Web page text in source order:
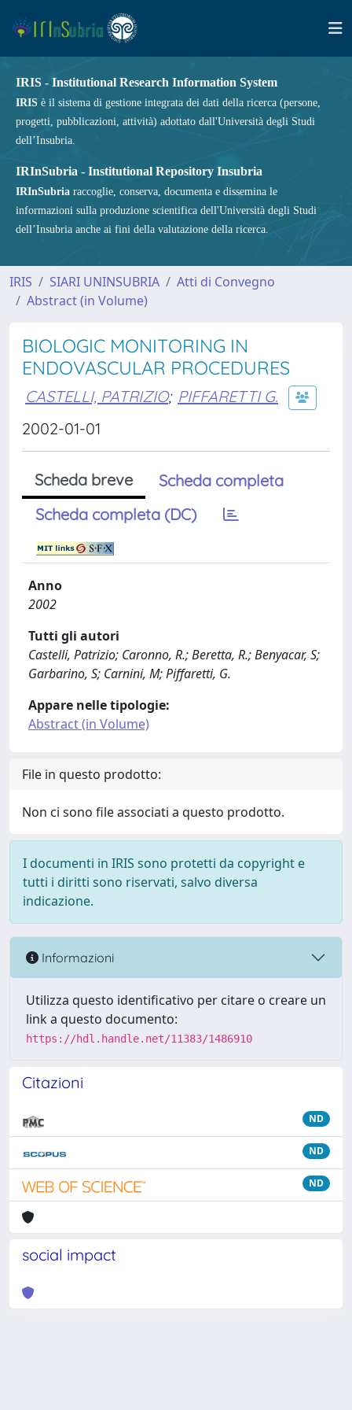
IRIS - Institutional Research Information System
IRIS è il sistema di gestione integrata dei dati della ricerca (persone,
progetti, pubblicazioni, attività) adottato dall'Università degli Studi
dell’Insubria.
IRInSubria - Institutional Repository Insubria
IRInSubria raccoglie, conserva, documenta e dissemina le
informazioni sulla produzione scientifica dell'Università degli Studi
dell’Insubria anche ai fini della valutazione della ricerca.
IRIS SIARI UNINSUBRIA
Atti di Convegno
Abstract (in Volume)
BIOLOGIC MONITORING IN
ENDOVASCULAR PROCEDURES
CASTELLI, PATRIZIO; PIFFARETTI G.
2002-01-01
Scheda breve
Scheda completa
Scheda completa (DC)
Anno
2002
Tutti gli autori
Castelli, Patrizio; Caronno, R.; Beretta, R.; Benyacar, S;
Garbarino, S; Carnini, M; Piffaretti, G.
Appare nelle tipologie:
Abstract (in Volume)
File in questo prodotto:
Non ci sono file associati a questo prodotto.
I documenti in IRIS sono protetti da copyright e
tutti i diritti sono riservati, salvo diversa
indicazione.
Informazioni
Utilizza questo identificativo per citare o creare un
link a questo documento:
https://hdl.handle.net/11383/1486910
Citazioni
ND
ND
ND
social impact